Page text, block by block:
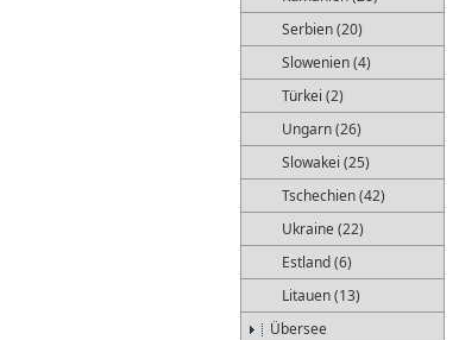
Serbien (20)
Slowenien (4)
Türkei (2)
Ungarn (26)
Slowakei (25)
Tschechien (42)
Ukraine (22)
Estland (6)
Litauen (13)
Übersee